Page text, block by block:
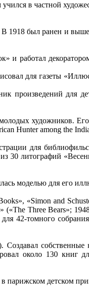
в частной
был ранен и
и работал
для газеты
произведений для
художников.
Hunter аmong the
для
литографий
моделью для его
«Simon and
Three Bears»;
42-томного
около 130 книг
парижском детском